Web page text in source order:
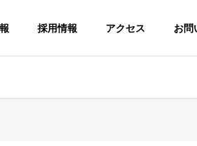
採用情報 アクセス お問